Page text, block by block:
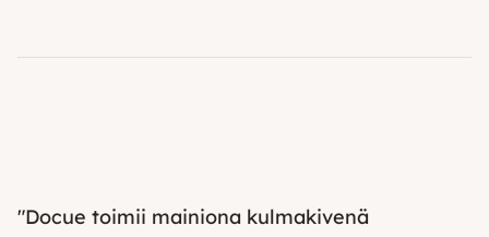
"Docue toimii mainiona kulmakivenä